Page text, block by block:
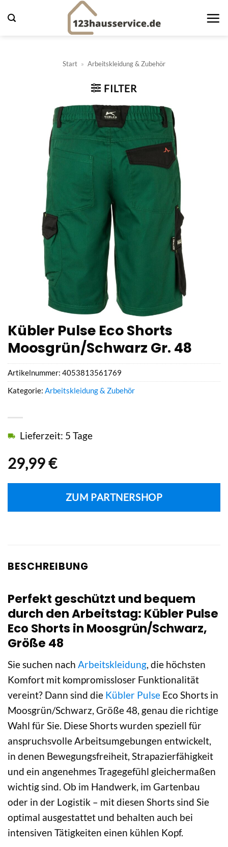
Inhalt
Start » Arbeitskleidung & Zubehör
FILTER
Kübler Pulse Eco Shorts
Moosgrün/Schwarz Gr. 48
29,99€
Lieferzeit: 5 Tage
ZUM PARTNERSHOP
Artikelnummer: 4053813561769
Kategorie: Arbeitskleidung & Zubehör
BESCHREIBUNG
Perfekt geschützt und bequem
durch den Arbeitstag: Kübler Pulse
Eco Shorts in Moosgrün/Schwarz,
Größe 48
Sie suchen nach Arbeitskleidung, die höchsten
Komfort mit kompromissloser Funktionalität
vereint? Dann sind die Kübler Pulse Eco Shorts in
Moosgrün/Schwarz, Größe 48, genau die richtige
Wahl für Sie. Diese Shorts wurden speziell für
anspruchsvolle Arbeitsumgebungen entwickelt,
in denen Bewegungsfreiheit, Strapazierfähigkeit
und ein angenehmes Tragegefühl gleichermaßen
wichtig sind. Ob im Handwerk, im Gartenbau
oder in der Logistik – mit diesen Shorts sind Sie
optimal ausgestattet und behalten auch bei
intensiven Tätigkeiten einen kühlen Kopf.